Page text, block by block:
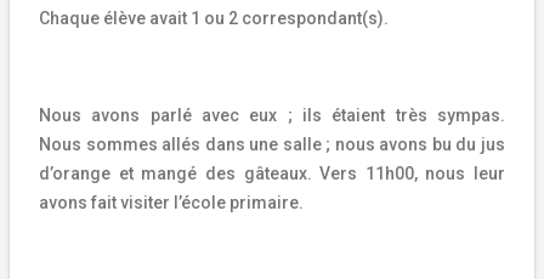
Chaque élève avait 1 ou 2 correspondant(s).
Nous avons parlé avec eux ; ils étaient très sympas.
Nous sommes allés dans une salle ; nous avons bu du jus
d’orange et mangé des gâteaux. Vers 11h00, nous leur
avons fait visiter l’école primaire.